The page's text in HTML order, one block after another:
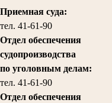
Приемная суда:
тел. 41-61-90
Отдел обеспечения
судопроизводства
по уголовным делам:
тел. 41-61-90
Отдел обеспечения